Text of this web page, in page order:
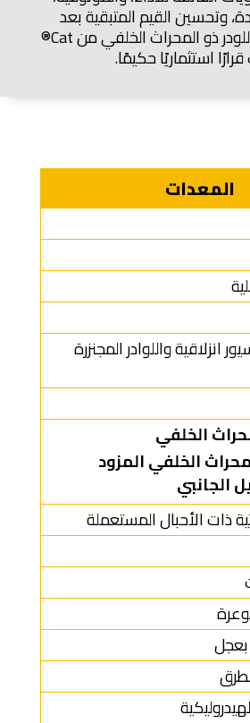
وتحسين القيم المتبقية بعد
الاستهلاك، يوفر اللودر ذو المحراث الخلفي من Cat®
استثماريًا حكيمًا.
المعدات
انزلاقية واللوادر المجنزرة
الخلفي
الخلفي المزود
الجانبي
ذات الأحبال المستعملة